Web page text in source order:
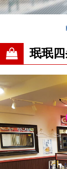
珉珉